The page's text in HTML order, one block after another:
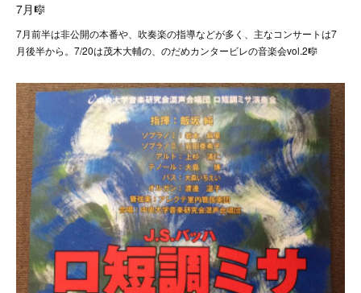
7月🎼
7月前半は非公開の本番や、吹奏楽の指導などが多く、主なコンサートは7
月後半から。7/20は茂木大輔の、のだめカンタービレの音楽会vol.2🎼